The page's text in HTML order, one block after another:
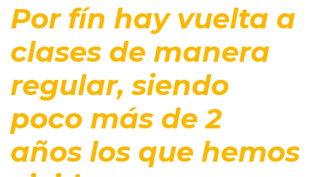
Por fín hay vuelta a
clases de manera
regular, siendo
poco más de 2
años los que hemos